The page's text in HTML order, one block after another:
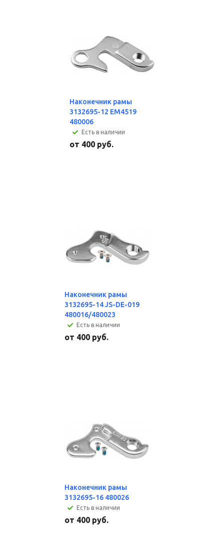
Наконечник рамы
3132695-12 EM4519
480006
Есть в наличии
от 400 руб.
Наконечник рамы
3132695-14 JS-DE-019
480016/480023
Есть в наличии
от 400 руб.
Наконечник рамы
3132695-16 480026
Есть в наличии
от 400 руб.